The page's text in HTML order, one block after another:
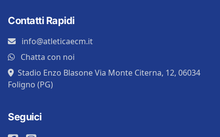
Contatti Rapidi
info@atleticaecm.it
Chatta con noi
Stadio Enzo Blasone Via Monte Citerna, 12, 06034
Foligno (PG)
Seguici